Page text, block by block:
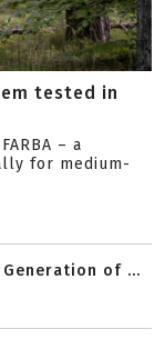
tested in
– a
for medium-
Generation of ...